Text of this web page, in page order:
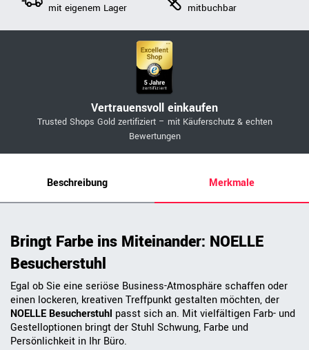
mit eigenem Lager
mitbuchbar
Vertrauensvoll einkaufen
Trusted Shops Gold zertifiziert – mit Käuferschutz & echten
Bewertungen
Beschreibung Merkmale
Bringt Farbe ins Miteinander: NOELLE
Besucherstuhl
Egal ob Sie eine seriöse Business-Atmosphäre schaffen oder
einen lockeren, kreativen Treffpunkt gestalten möchten, der
NOELLE Besucherstuhl passt sich an. Mit vielfältigen Farb- und
Gestelloptionen bringt der Stuhl Schwung, Farbe und
Persönlichkeit in Ihr Büro.